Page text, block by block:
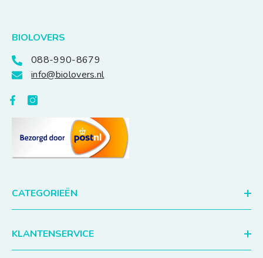
BIOLOVERS
088-990-8679
info@biolovers.nl
CATEGORIEËN
KLANTENSERVICE